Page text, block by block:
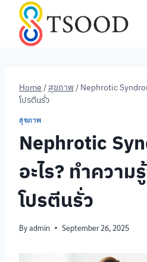
content
Home / สุขภาพ / Nephrotic
โปรตีนรั่ว
สุขภาพ
Nephrotic
อะไร? ทำความ
โปรตีนรั่ว
Byadmin September 26, 2025